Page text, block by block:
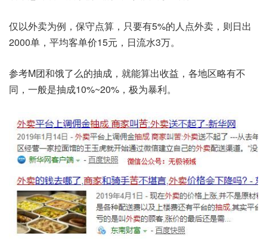
仅以外卖为例，保守点算，只要有5%的人点外卖，则日出
2000单，平均客单价15元，日流水3万。
参考M团和饿了么的抽成，就能算出收益，各地区略有不
同，一般是抽成10%~20%，极为暴利。​